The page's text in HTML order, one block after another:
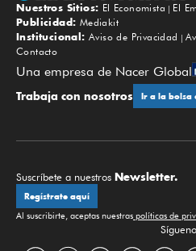
Nuestros Sitios: El Economista El
Publicidad: Mediakit
Institucional: Aviso de Privacidad
Contacto
Una empresa de Nacer Global
Trabaja con nosotros Ir a la
Suscríbete a nuestros Newsletter.
Regístrate aquí
Al suscribirte, aceptas nuestras políticas de